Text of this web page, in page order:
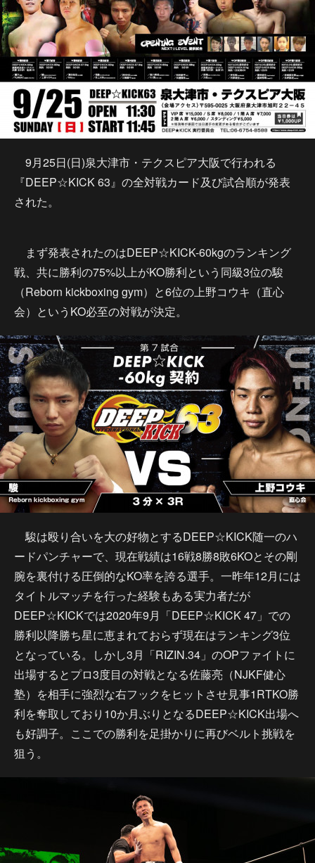
9月25日(日)泉大津市・テクスピア大阪で行われる
『DEEP☆KICK 63』の全対戦カード及び試合順が発表
された。
まず発表されたのはDEEP☆KICK-60kgのランキング
戦、共に勝利の75%以上がKO勝利という同級3位の駿
（Reborn kickboxing gym）と6位の上野コウキ（直心
会）というKO必至の対戦が決定。
駿は殴り合いを大の好物とするDEEP☆KICK随一のハ
ードパンチャーで、現在戦績は16戦8勝8敗6KOとその剛
腕を裏付ける圧倒的なKO率を誇る選手。一昨年12月には
タイトルマッチを行った経験もある実力者だが
DEEP☆KICKでは2020年9月「DEEP☆KICK 47」での
勝利以降勝ち星に恵まれておらず現在はランキング3位
となっている。しかし3月「RIZIN.34」のOPファイトに
出場するとプロ3度目の対戦となる佐藤亮（NJKF健心
塾）を相手に強烈な右フックをヒットさせ見事1RTKO勝
利を奪取しており10か月ぶりとなるDEEP☆KICK出場へ
も好調子。ここでの勝利を足掛かりに再びベルト挑戦を
狙う。